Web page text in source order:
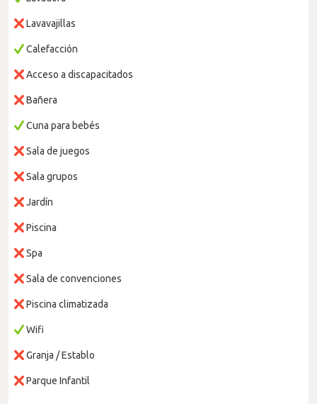
Lavavajillas
Calefacción
Acceso a discapacitados
Bañera
Cuna para bebés
Sala de juegos
Sala grupos
Jardín
Piscina
Spa
Sala de convenciones
Piscina climatizada
Wifi
Granja / Establo
Parque Infantil